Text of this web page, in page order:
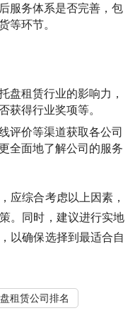
服务体系是否完善，包
等环节。
盘租赁行业的影响力，
获得行业奖项等。
评价等渠道获取各公司
全面地了解公司的服务
应综合考虑以上因素，
。同时，建议进行实地
以确保选择到最适合自
租赁公司排名